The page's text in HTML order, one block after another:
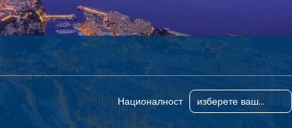
Транспорт + настаняване Настаняване Транспорт
Националност